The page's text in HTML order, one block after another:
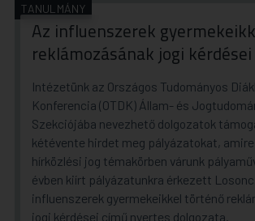
TANULMÁNY
Az influenszerek
reklámozásának jogi kérdései
Intézetünk az Országos Tudományos
Konferencia (OTDK) Állam- és
Szekciójába nevezhető dolgozatok
kétévente hirdet meg pályázatokat,
hírközlési jog témakörben várunk
évben kiírt pályázatunkra érkezett
influenszerek gyermekeikkel történő
jogi kérdései című nyertes dolgozata.